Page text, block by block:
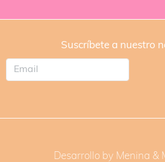
Suscríbete a nuestro
Desarrollo by Menina &